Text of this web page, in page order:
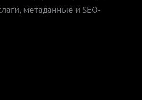
метаданные и SEO-